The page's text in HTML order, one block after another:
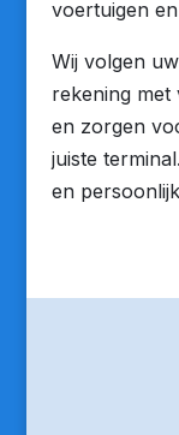
voertuigen
Wij volgen
rekening
en zorgen
juiste
en